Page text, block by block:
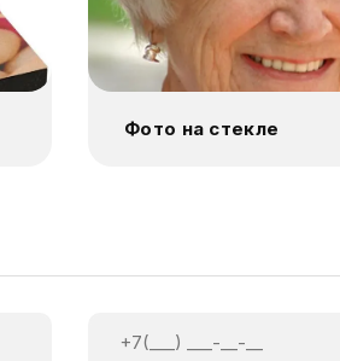
Фото на стекле